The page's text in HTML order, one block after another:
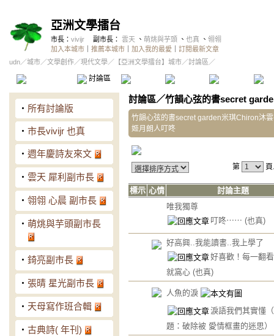
亞洲文學擂台
市長： vivijr 副市長： 雲天 、 萌烑與芋頭 、 也真 、 翎翎
加入本城市
推薦本城市 加入我的最愛
訂閱最新文章
udn／城市／文學創作／現代文學／ 【亞洲文學擂台】城市／討論區／
討論區 精華區 投票區 影像館
‧ 所有討論版
‧ 市長vivijr 也真
‧ 週年慶詩友來文
‧ 雲天 犀利副市長
‧ 翎翎 心晨 副市長
‧ 萌烑與芋頭副市長
‧ 錡亮副市長
‧ 張晴 星光副市長
‧ 天母寫作班合輯
‧ 古典詩( 年刊)
討論區／竹韻心弦的書secret
竹韻心弦的書secret garden米琪Chiron沐
姬月朗人叮咚
第
標示 心情
討論主題
唯我獨尊
叮咚⋯⋯ (也真)
好高興..我能讀書..我上學了
好喜歡！每一翻
就窩心 (也真)
人魚的淚
淚語我們其實懂
題：破除被 愛情框畫的迷思）